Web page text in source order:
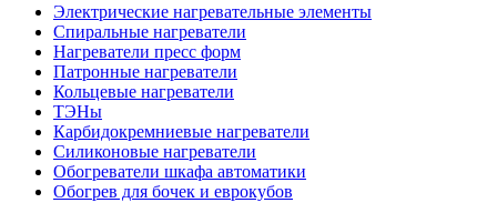
Электрические нагревательные элементы
Спиральные нагреватели
Нагреватели пресс форм
Патронные нагреватели
Кольцевые нагреватели
ТЭНы
Карбидокремниевые нагреватели
Силиконовые нагреватели
Обогреватели шкафа автоматики
Обогрев для бочек и еврокубов